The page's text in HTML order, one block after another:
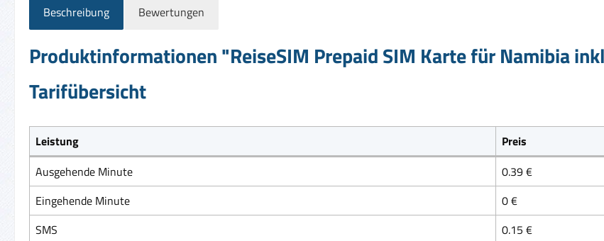
Beschreibung Bewertungen
Produktinformationen "ReiseSIM Prepaid SIM Karte für Namibia
Tarifübersicht
Leistung
Preis
Ausgehende Minute
0.39 €
Eingehende Minute
0 €
SMS
0.15 €